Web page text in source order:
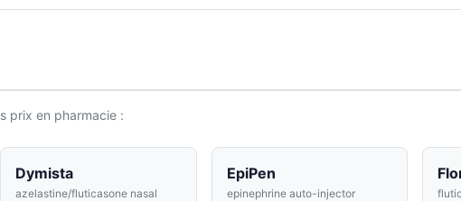
prix en pharmacie :
Dymista
azelastine/fluticasone nasal
EpiPen
epinephrine auto-injector